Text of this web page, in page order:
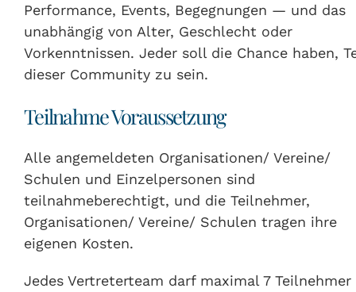
Performance, Events, Begegnungen — und das
unabhängig von Alter, Geschlecht oder
Vorkenntnissen. Jeder soll die Chance haben,
dieser Community zu sein.
Teilnahme Voraussetzung
Alle angemeldeten Organisationen/ Vereine/
Schulen und Einzelpersonen sind
teilnahmeberechtigt, und die Teilnehmer,
Organisationen/ Vereine/ Schulen tragen ihre
eigenen Kosten.
Jedes Vertreterteam darf maximal 7 Teilnehmer